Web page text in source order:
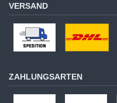
VERSAND
ZAHLUNGSARTEN